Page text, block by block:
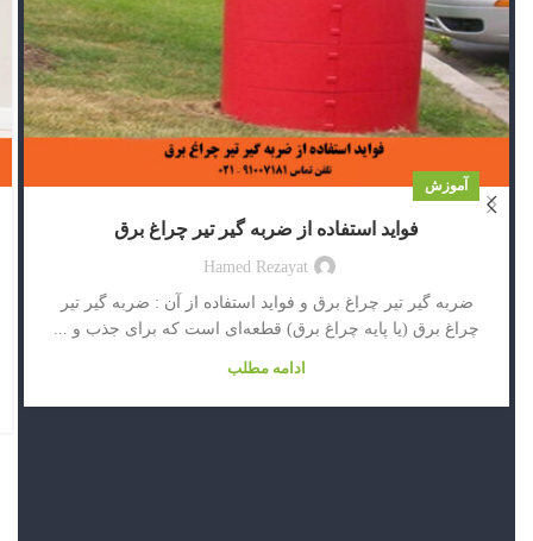
آموزش
فواید استفاده از ضربه گیر تیر چراغ برق
Hamed Rezayat
ضربه گیر تیر چراغ برق و فواید استفاده از آن : ضربه گیر تیر
چراغ برق (یا پایه چراغ برق) قطعه‌ای است که برای جذب و ...
ادامه مطلب